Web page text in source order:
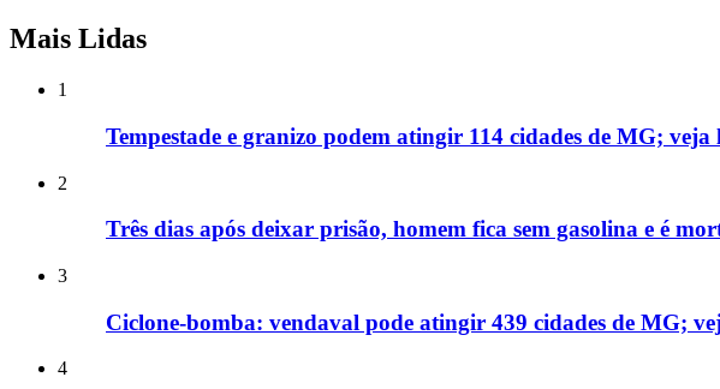
Mais Lidas
1
Tempestade e granizo podem atingir 114 cidades de MG; veja
2
Três dias após deixar prisão, homem fica sem gasolina e é
3
Ciclone-bomba: vendaval pode atingir 439 cidades de MG;
4